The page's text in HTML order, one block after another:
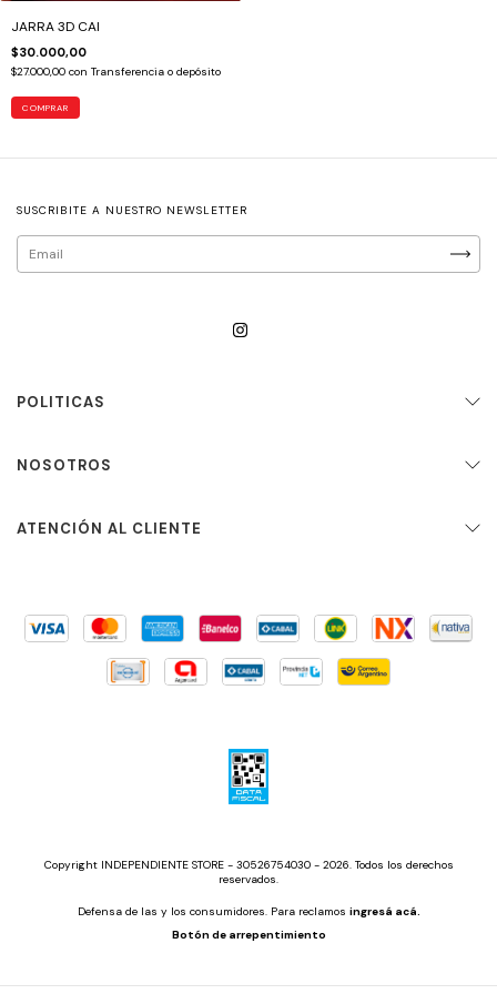
JARRA 3D CAI
$30.000,00
$27.000,00 con Transferencia o depósito
COMPRAR
SUSCRIBITE A NUESTRO NEWSLETTER
POLITICAS
NOSOTROS
ATENCIÓN AL CLIENTE
Copyright INDEPENDIENTE STORE - 30526754030 - 2026. Todos los derechos
reservados.
Defensa de las y los consumidores. Para reclamos ingresá acá.
Botón de arrepentimiento